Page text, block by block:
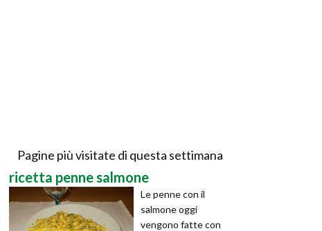
Pagine più visitate di questa settimana
ricetta penne salmone
Le penne con il
salmone oggi
vengono fatte con